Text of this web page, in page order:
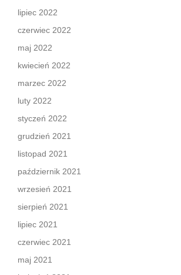
lipiec 2022
czerwiec 2022
maj 2022
kwiecień 2022
marzec 2022
luty 2022
styczeń 2022
grudzień 2021
listopad 2021
październik 2021
wrzesień 2021
sierpień 2021
lipiec 2021
czerwiec 2021
maj 2021